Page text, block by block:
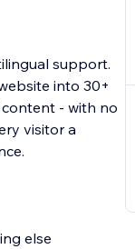
support.
into 30+
- with no
visitor a
else